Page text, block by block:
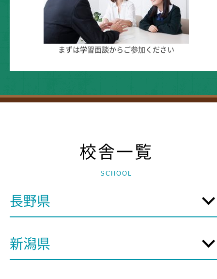
まずは学習面談からご参加ください
校舎一覧
SCHOOL
長野県
新潟県